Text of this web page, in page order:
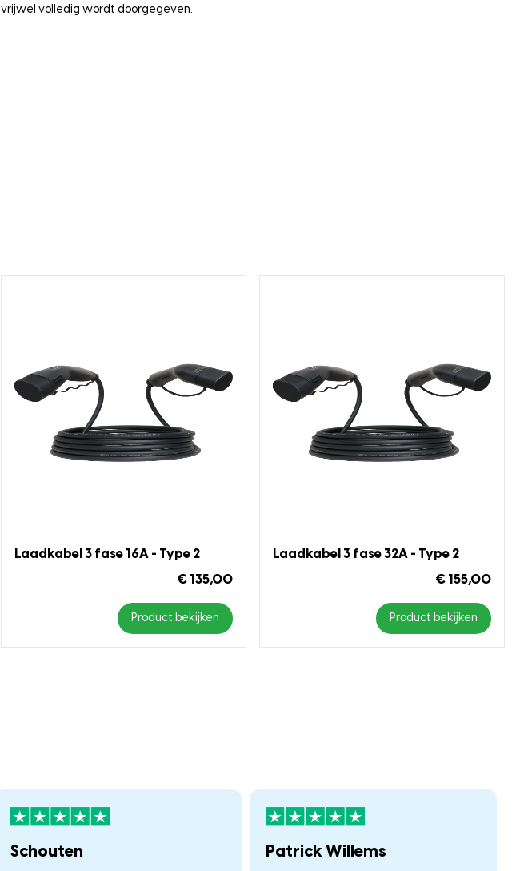
vrijwel volledig wordt doorgegeven.
Laadkabel 3 fase 16A - Type 2
€ 135,00
Product bekijken
Laadkabel 3 fase 32A - Type 2
€ 155,00
Product bekijken
Schouten Patrick Willems